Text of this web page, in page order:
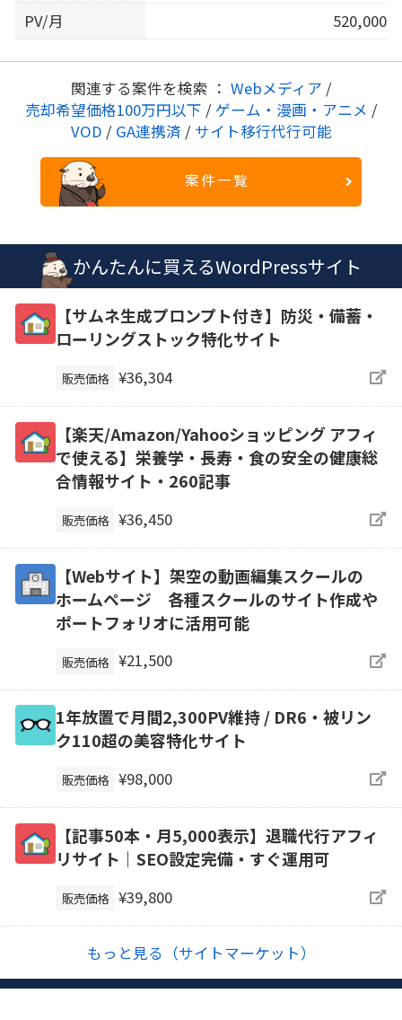
PV/月
520,000
関連する案件を検索 ： Webメディア /
売却希望価格100万円以下 / ゲーム・漫画・アニメ /
VOD / GA連携済 / サイト移行代行可能
案件一覧
かんたんに買えるWordPressサイト
【サムネ生成プロンプト付き】防災・備蓄・
ローリングストック特化サイト
販売価格 ¥36,304
【楽天/Amazon/Yahooショッピング アフィ
で使える】栄養学・長寿・食の安全の健康総
合情報サイト・260記事
販売価格 ¥36,450
【Webサイト】架空の動画編集スクールの
ホームページ 各種スクールのサイト作成や
ポートフォリオに活用可能
販売価格 ¥21,500
1年放置で月間2,300PV維持 / DR6・被リン
ク110超の美容特化サイト
販売価格 ¥98,000
【記事50本・月5,000表示】退職代行アフィ
リサイト｜SEO設定完備・すぐ運用可
販売価格 ¥39,800
もっと見る（サイトマーケット）